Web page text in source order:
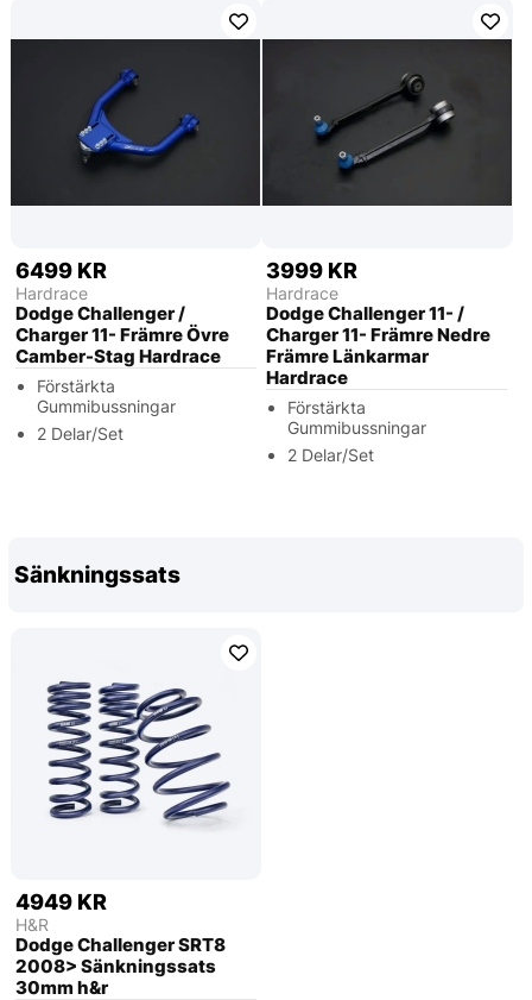
6499 KR
Hardrace
Dodge Challenger /
Charger 11- Främre Övre
Camber-Stag Hardrace
Förstärkta
Gummibussningar
2 Delar/Set
3999 KR
Hardrace
Dodge Challenger 11- /
Charger 11- Främre Nedre
Främre Länkarmar
Hardrace
Förstärkta
Gummibussningar
2 Delar/Set
Sänkningssats
4949 KR
H&R
Dodge Challenger SRT8
2008> Sänkningssats
30mm h&r